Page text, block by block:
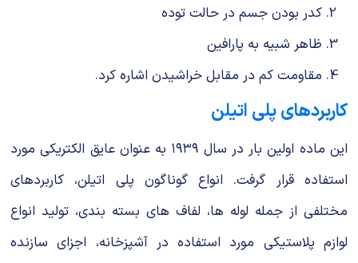
كدر بودن جسم در حالت توده
ظاهر شبیه به پارافین
مقاومت كم در مقابل خراشیدن اشاره كرد.
كاربردهای پلی اتیلن
این ماده اولین بار در سال ۱۹۳۹ به عنوان عایق الكتریكی مورد
استفاده قرار گرفت. انواع گوناگون پلی اتیلن، كاربردهای
مختلفی از جمله لوله ها، لفاف های بسته بندی، تولید انواع
لوازم پلاستیكی مورد استفاده در آشپزخانه، اجزای سازنده